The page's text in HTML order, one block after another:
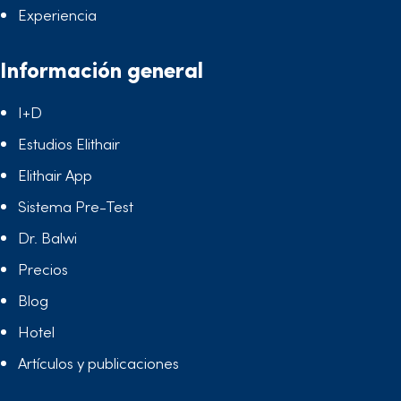
Experiencia
Información general
I+D
Estudios Elithair
Elithair App
Sistema Pre-Test
Dr. Balwi
Precios
Blog
Hotel
Artículos y publicaciones